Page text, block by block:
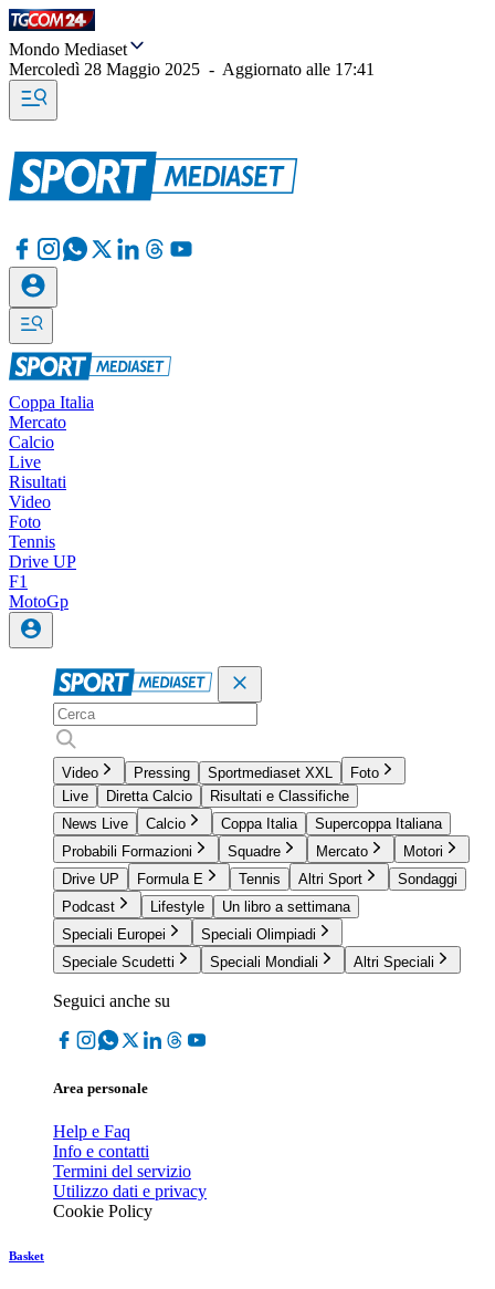
Mondo Mediaset
Mercoledì 28 Maggio 2025 - Aggiornato alle 17:41
Coppa Italia
Mercato
Calcio
Live
Risultati
Video
Foto
Tennis
Drive UP
F1
MotoGp
Video Pressing Sportmediaset XXL
Foto
Live
Diretta Calcio
Risultati e Classifiche
News Live
Calcio Coppa Italia
Supercoppa Italiana
Probabili Formazioni
Squadre Mercato
Motori
Drive UP
Formula E Tennis Altri Sport
Sondaggi
Podcast
Lifestyle
Un libro a settimana
Speciali Europei
Speciali Olimpiadi
Speciale Scudetti
Speciali Mondiali Altri Speciali
Seguici anche su
Area personale
Help e Faq
Info e contatti
Termini del servizio
Utilizzo dati e privacy
Cookie Policy
Basket